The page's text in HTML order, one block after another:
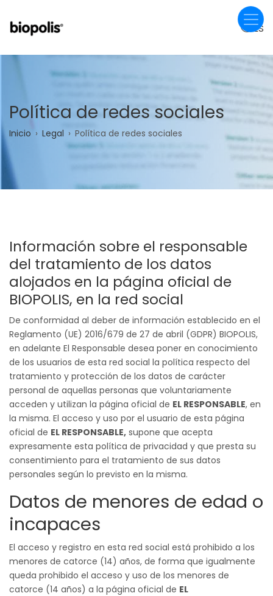
contenido
ES
Política de redes sociales
Sobrescribir
enlaces
de
la
navegación
Inicio Legal Política de redes sociales
Información sobre el responsable
del tratamiento de los datos
alojados en la página oficial de
BIOPOLIS, en la red social
De conformidad al deber de información establecido en el
Reglamento (UE) 2016/679 de 27 de abril (GDPR) BIOPOLIS,
en adelante El Responsable desea poner en conocimiento
de los usuarios de esta red social la política respecto del
tratamiento y protección de los datos de carácter
personal de aquellas personas que voluntariamente
acceden y utilizan la página oficial de EL RESPONSABLE, en
la misma. El acceso y uso por el usuario de esta página
oficial de EL RESPONSABLE, supone que acepta
expresamente esta política de privacidad y que presta su
consentimiento para el tratamiento de sus datos
personales según lo previsto en la misma.
Datos de menores de edad o
incapaces
El acceso y registro en esta red social está prohibido a los
menores de catorce (14) años, de forma que igualmente
queda prohibido el acceso y uso de los menores de
catorce (14 años) a la página oficial de EL